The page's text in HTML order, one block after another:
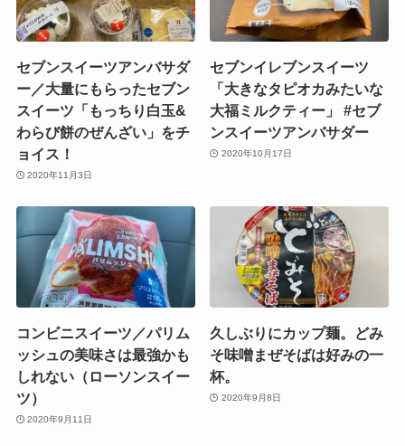
セブンスイーツアンバサダ
ー／大量にもらったセブン
スイーツ「もっちり白玉&
わらび餅のぜんざい」をチ
ョイス！
2020年11月3日
セブンイレブンスイーツ
「大きなタピオカみたいな
大福ミルクティー」 #セブ
ンスイーツアンバサダー
2020年10月17日
コンビニスイーツ／パリム
ッシュの美味さは最強かも
しれない（ローソンスイー
ツ）
2020年9月11日
久しぶりにカップ麺。どみ
そ味噌まぜそばは好みの一
杯。
2020年9月8日